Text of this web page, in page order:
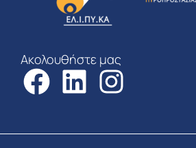
Ακολουθήστε μας